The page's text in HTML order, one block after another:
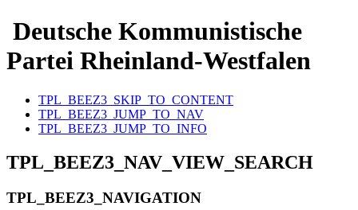
Deutsche Kommunistische
Partei Rheinland-Westfalen
TPL_BEEZ3_SKIP_TO_CONTENT
TPL_BEEZ3_JUMP_TO_NAV
TPL_BEEZ3_JUMP_TO_INFO
TPL_BEEZ3_NAV_VIEW_SEARCH
TPL_BEEZ3_NAVIGATION